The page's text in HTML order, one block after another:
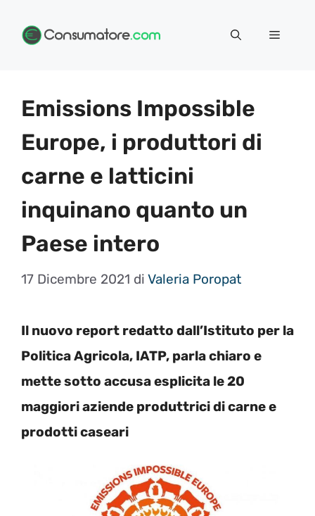
Menu
Emissions Impossible
Europe, i produttori di
carne e latticini
inquinano quanto un
Paese intero
17 Dicembre 2021 di Valeria Poropat
Il nuovo report redatto dall’Istituto per la
Politica Agricola, IATP, parla chiaro e
mette sotto accusa esplicita le 20
maggiori aziende produttrici di carne e
prodotti caseari